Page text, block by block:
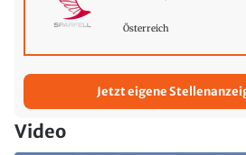
Österreich
Jetzt eigene
Video